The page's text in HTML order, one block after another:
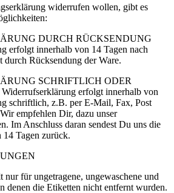
widerrufen wollen, gibt es
DURCH RÜCKSENDUNG
erfolgt innerhalb von 14 Tagen nach
Rücksendung der Ware.
SCHRIFTLICH ODER
erfolgt innerhalb von
schriftlich, z.B. per E-Mail, Fax, Post
empfehlen Dir, dazu unser
Im Anschluss daran sendest Du uns die
Tagen zurück.
nur für ungetragene, ungewaschene und
denen die Etiketten nicht entfernt wurden.